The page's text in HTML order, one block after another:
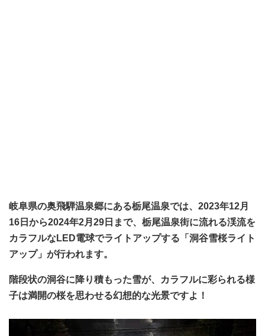
岐阜県の奥飛騨温泉郷にある栃尾温泉では、2023年12月
16日から2024年2月29日まで、栃尾温泉街に流れる渓流を
カラフルなLED電球でライトアップする「洞谷雪桜ライト
アップ」が行われます。
階段状の洞谷に降り積もった雪が、カラフルに彩られる様
子は満開の桜を思わせる幻想的な光景ですよ！